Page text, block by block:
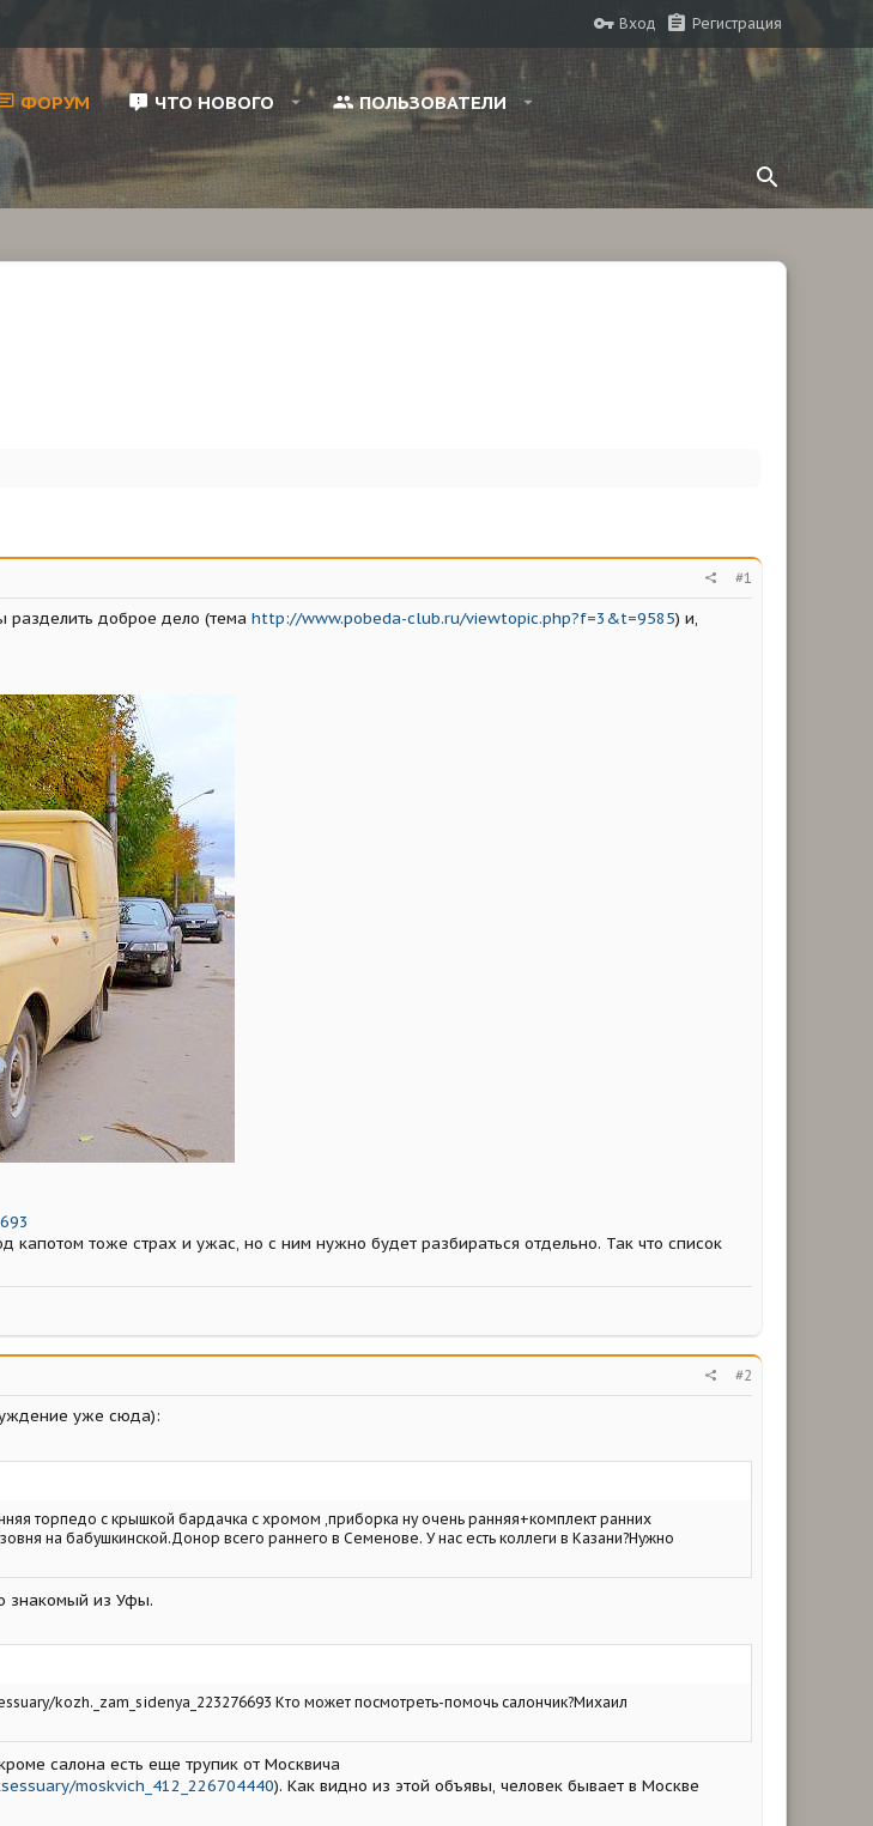
Вход Регистрация
ФОРУМ ЧТО НОВОГО ПОЛЬЗОВАТЕЛИ
#1
доброе дело (тема http://www.pobeda-club.ru/viewtopic.php?f=3&t=9585) и,
капотом тоже страх и ужас, но с ним нужно будет разбираться отдельно. Так что список
#2
уже сюда):
торпедо с крышкой бардачка с хромом ,приборка ну очень ранняя+комплект ранних
на бабушкинской.Донор всего раннего в Семенове. У нас есть коллеги в Казани?Нужно
знакомый из Уфы.
kozh._zam_sidenya_223276693 Кто может посмотреть-помочь салончик?Михаил
салона есть еще трупик от Москвича
moskvich_412_226704440). Как видно из этой объявы, человек бывает в Москве